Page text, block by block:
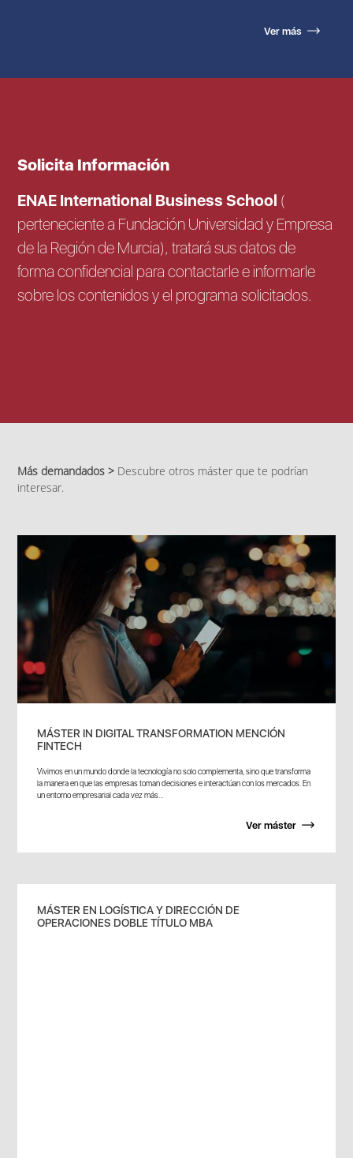
Ver más
Solicita Información
ENAE International Business School (
perteneciente a Fundación Universidad y Empresa
de la Región de Murcia), tratará sus datos de
forma confidencial para contactarle e informarle
sobre los contenidos y el programa solicitados.
Más demandados > Descubre otros máster que te podrían
interesar.
MÁSTER IN DIGITAL TRANSFORMATION MENCIÓN
FINTECH
Vivimos en un mundo donde la tecnología no solo complementa, sino que transforma
la manera en que las empresas toman decisiones e interactúan con los mercados. En
un entorno empresarial cada vez más...
Ver máster
MÁSTER EN LOGÍSTICA Y DIRECCIÓN DE
OPERACIONES DOBLE TÍTULO MBA